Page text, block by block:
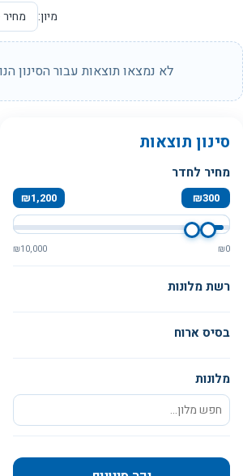
מיון:
לא נמצאו תוצאות עבור הסינון
סינון תוצאות
מחיר לחדר
₪300
₪1,200
₪0
₪10,000
רשת מלונות
בסיס ארוח
מלונות